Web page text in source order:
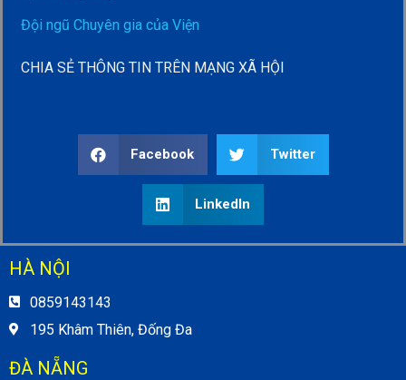
Đội ngũ Chuyên gia của Viện
CHIA SẺ THÔNG TIN TRÊN MẠNG XÃ HỘI
Facebook Twitter
LinkedIn
HÀ NỘI
0859143143
195 Khâm Thiên, Đống Đa
ĐÀ NẴNG